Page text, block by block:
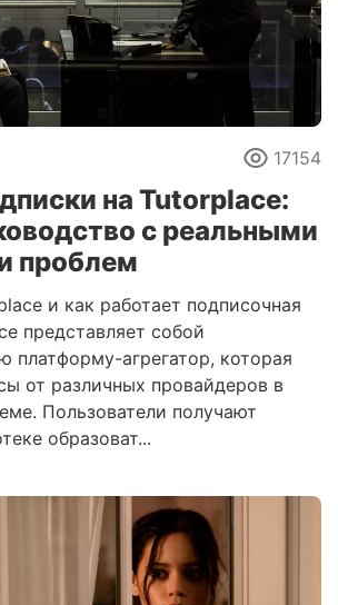
17154
на Tutorplace:
с реальными
проблем
и как работает подписочная
представляет собой
платформу-агрегатор, которая
от различных провайдеров в
Пользователи получают
образоват...